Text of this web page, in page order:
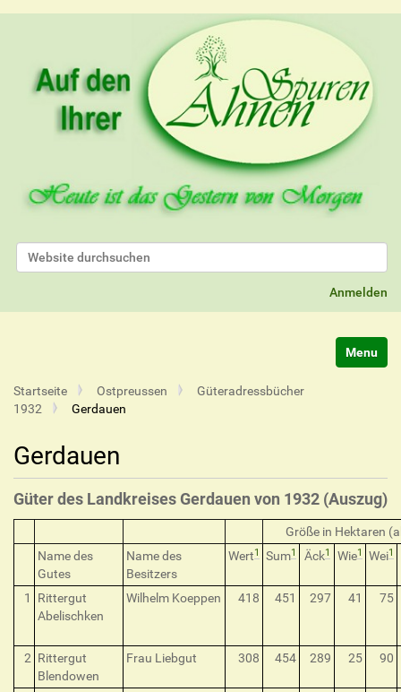
Website durchsuchen
Anmelden
Startseite Ostpreussen
Güteradressbücher
1932
Gerdauen
Gerdauen
Güter des Landkreises Gerdauen von 1932 (Auszug)
Größe in Hektaren
Name des
Gutes
Name des
Besitzers
Wert1 Sum1 Äck1 Wie1 Wei1
1
Rittergut
Abelischken
Wilhelm Koeppen 418 451 297 41 75
2 Rittergut
Blendowen
Frau Liebgut 308 454 289 25 90